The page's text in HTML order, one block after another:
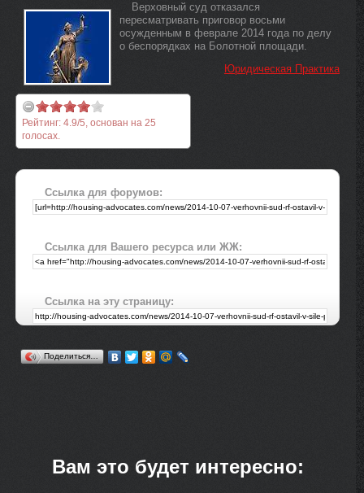
Верховный суд отказался
пересматривать приговор восьми
осужденным в феврале 2014 года по делу
о беспорядках на Болотной площади.
Юридическая Практика
Рейтинг: 4.9/5, основан на 25
голосах.
Ссылка для форумов:
Ссылка для Вашего ресурса или ЖЖ:
Ссылка на эту страницу:
Поделиться…
Вам это будет интересно: